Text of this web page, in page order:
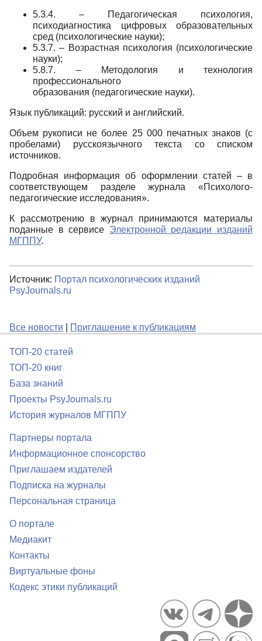
5.3.4. – Педагогическая психология,
психодиагностика цифровых образовательных
сред (психологические науки);
5.3.7. – Возрастная психология (психологические
науки);
5.8.7. – Методология и технология
профессионального
образования (педагогические науки).
Язык публикаций: русский и английский.
Объем рукописи не более 25 000 печатных знаков (с
пробелами) русскоязычного текста со списком
источников.
Подробная информация об оформлении статей – в
соответствующем разделе журнала «Психолого-
педагогические исследования».
К рассмотрению в журнал принимаются материалы
поданные в сервисе Электронной редакции изданий
МГППУ.
Источник: Портал психологических изданий
PsyJournals.ru
Все новости Приглашение к публикациям
ТОП-20 статей
ТОП-20 книг
База знаний
Проекты PsyJournals.ru
История журналов МГППУ
Партнеры портала
Информационное спонсорство
Приглашаем издателей
Подписка на журналы
Персональная страница
О портале
Медиакит
Контакты
Виртуальные фоны
Кодекс этики публикаций